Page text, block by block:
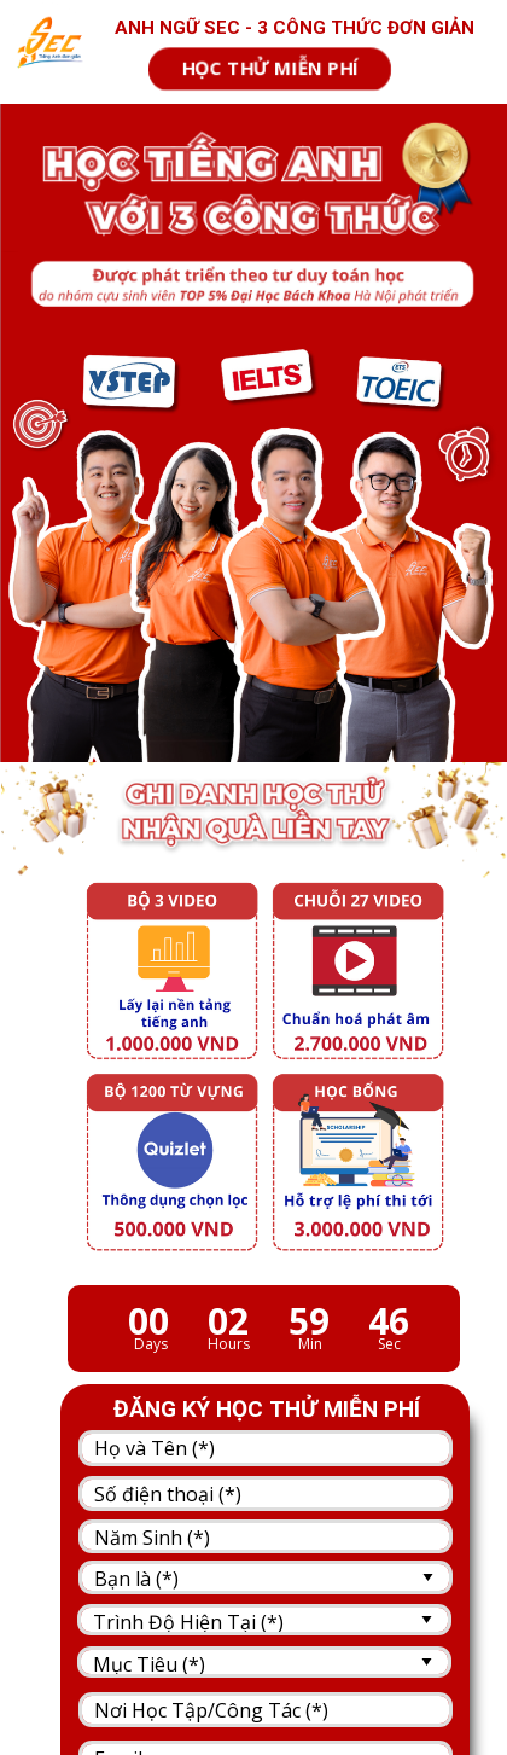
ANH NGỮ SEC - 3 CÔNG THỨC ĐƠN GIẢN
HỌC THỬ MIỄN PHÍ
00 02 59 45
Days Hours Min Sec
ĐĂNG KÝ HỌC THỬ MIỄN PHÍ